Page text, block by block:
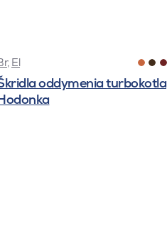
, El
oddymenia turbokotla